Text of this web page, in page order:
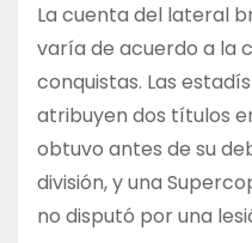
La cuenta del lateral
varía de acuerdo a la
conquistas. Las
atribuyen dos títulos
obtuvo antes de su
división, y una
no disputó por una